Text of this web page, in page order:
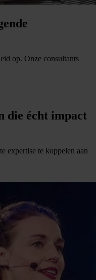
op. Onze consultants
die écht impact
expertise te koppelen aan